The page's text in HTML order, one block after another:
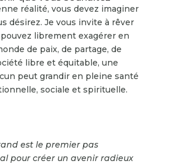
réalité, vous devez imaginer
désirez. Je vous invite à rêver
pouvez librement exagérer en
de paix, de partage, de
libre et équitable, une
peut grandir en pleine santé
sociale et spirituelle.
est le premier pas
pour créer un avenir radieux